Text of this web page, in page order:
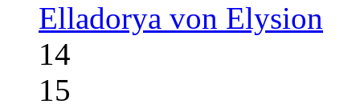
Elladorya von Elysion
14
15